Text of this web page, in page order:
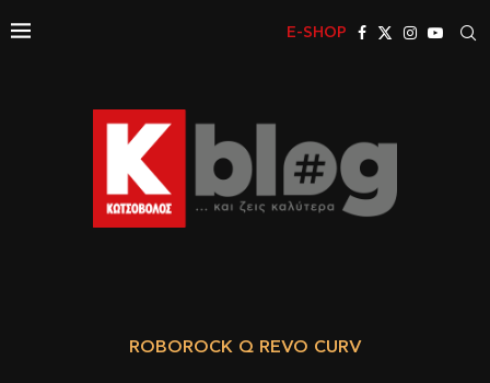
E-SHOP
ROBOROCK Q REVO CURV